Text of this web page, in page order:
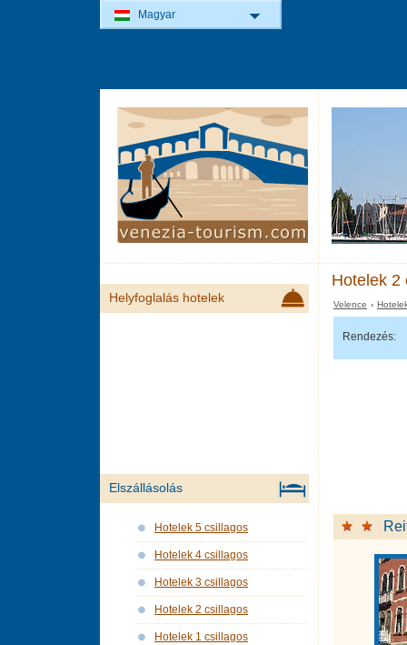
Hotelek 2
Velence ›
Rendezés:
Helyfoglalás hotelek
Elszállásolás
Hotelek 5 csillagos
Hotelek 4 csillagos
Hotelek 3 csillagos
Hotelek 2 csillagos
Hotelek 1 csillagos
Magyar